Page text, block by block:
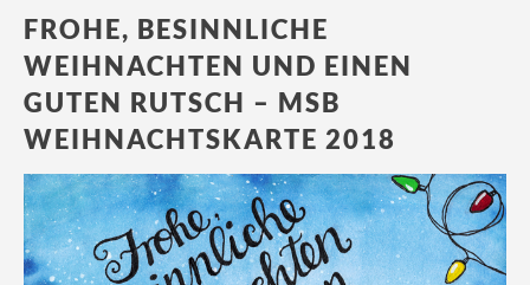
FROHE, BESINNLICHE
WEIHNACHTEN UND EINEN
GUTEN RUTSCH – MSB
WEIHNACHTSKARTE 2018